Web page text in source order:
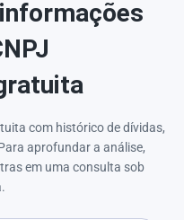
com histórico de dívidas,
aprofundar a análise,
em uma consulta sob